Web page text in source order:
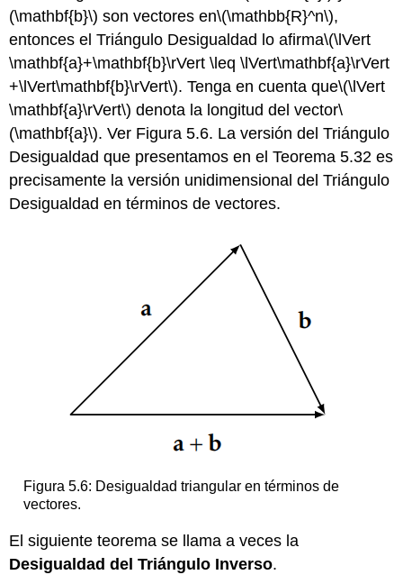
(\mathbf{b}\) son vectores en\(\mathbb{R}^n\),
entonces el Triángulo Desigualdad lo afirma\(\lVert
\mathbf{a}+\mathbf{b}\rVert \leq \lVert\mathbf{a}\rVert
+\lVert\mathbf{b}\rVert\). Tenga en cuenta que\(\lVert
\mathbf{a}\rVert\) denota la longitud del vector\
(\mathbf{a}\). Ver Figura 5.6. La versión del Triángulo
Desigualdad que presentamos en el Teorema 5.32 es
precisamente la versión unidimensional del Triángulo
Desigualdad en términos de vectores.
Figura 5.6: Desigualdad triangular en términos de
vectores.
El siguiente teorema se llama a veces la
Desigualdad del Triángulo Inverso.